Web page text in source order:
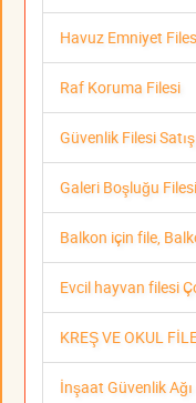
Havuz Emniyet
Raf Koruma Filesi
Güvenlik Filesi
Galeri Boşluğu Filesi
Balkon için file,
Evcil hayvan filesi
KREŞ VE OKUL
İnşaat Güvenlik